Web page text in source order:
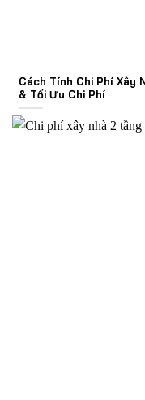
Cách Tính Chi Phí Xây
& Tối Ưu Chi Phí